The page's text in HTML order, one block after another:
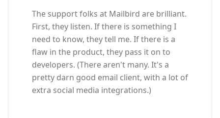
The support folks at Mailbird are brilliant.
First, they listen. If there is something I
need to know, they tell me. If there is a
flaw in the product, they pass it on to
developers. (There aren't many. It's a
pretty darn good email client, with a lot of
extra social media integrations.)